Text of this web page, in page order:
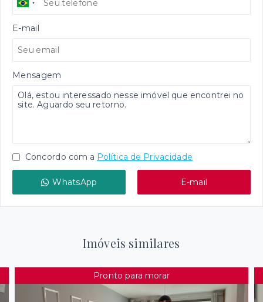
E-mail
Mensagem
Concordo com a Política de Privacidade
WhatsApp E-mail
Imóveis similares
Pronto para morar